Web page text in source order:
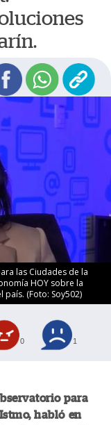
las Ciudades de la
HOY sobre la
(Foto: Soy502)
0 1
para
habló en